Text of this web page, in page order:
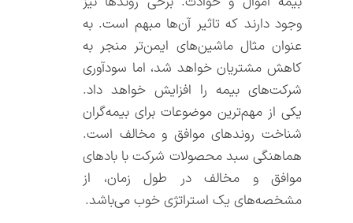
وجود دارند که تاثیر آن‌ها مبهم است. به
عنوان مثال ماشین‌های ایمن‌تر منجر به
کاهش مشتریان خواهد شد، اما سودآوری
شرکت‌های بیمه را افزایش خواهد داد.
یکی از مهم‌ترین موضوعات برای بیمه‌گران
شناخت روندهای موافق و مخالف است.
هماهنگی سبد محصولات شرکت با بادهای
موافق و مخالف در طول زمان، از
مشخصه‌های یک استراتژی خوب می‌باشد.